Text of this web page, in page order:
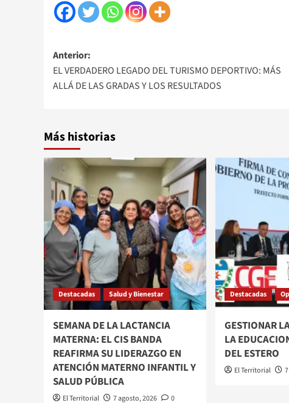
Navegación
de
entradas
Anterior:
EL VERDADERO LEGADO DEL TURISMO DEPORTIVO: MÁS
ALLÁ DE LAS GRADAS Y LOS RESULTADOS
Más historias
Destacadas Salud y Bienestar
SEMANA DE LA LACTANCIA
MATERNA: EL CIS BANDA
REAFIRMA SU LIDERAZGO EN
ATENCIÓN MATERNO INFANTIL Y
SALUD PÚBLICA
El Territorial 7 agosto, 2026 0
Destacadas
GESTIONAR
LA
DEL ESTERO
El Territorial